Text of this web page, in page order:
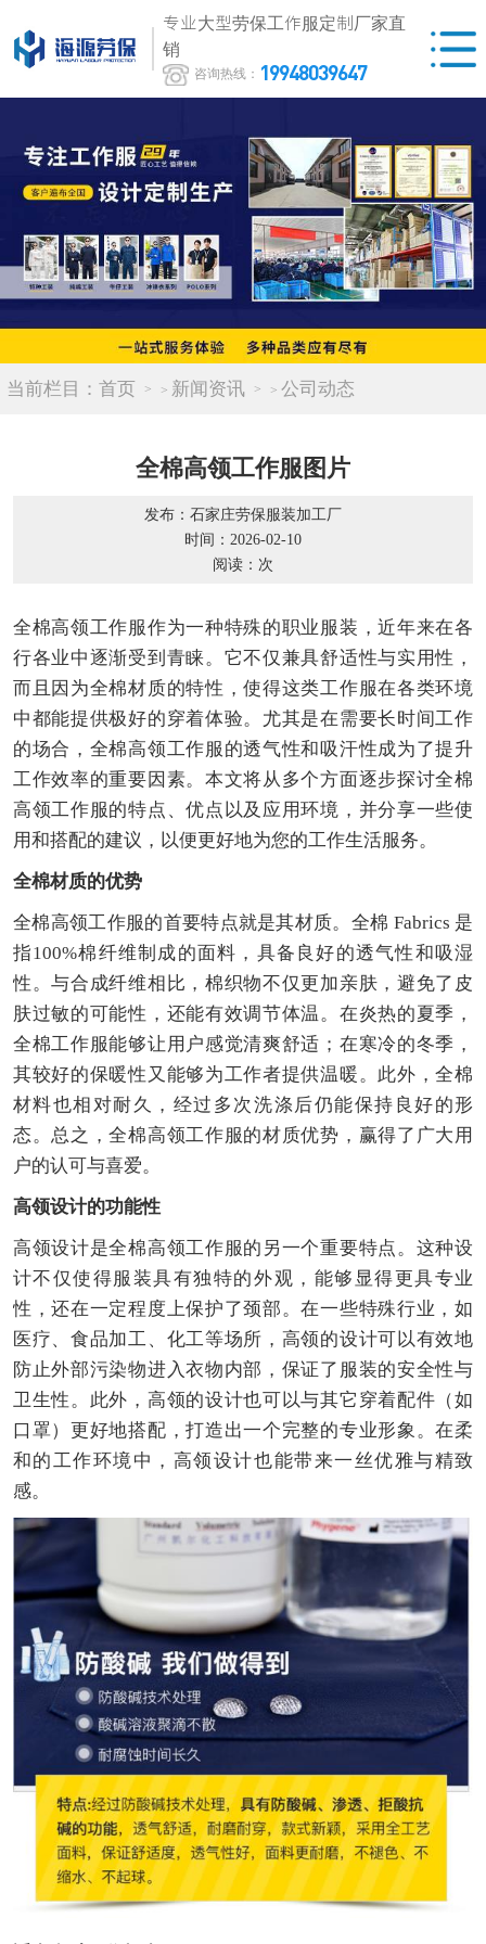
专业大型劳保工作服定制厂家直
销
咨询热线： 19948039647
当前栏目： 首页 > 新闻资讯 > 公司动态
全棉高领工作服图片
发布：石家庄劳保服装加工厂
时间：2026-02-10
阅读： 次
全棉高领工作服作为一种特殊的职业服装，近年来在各
行各业中逐渐受到青睐。它不仅兼具舒适性与实用性，
而且因为全棉材质的特性，使得这类工作服在各类环境
中都能提供极好的穿着体验。尤其是在需要长时间工作
的场合，全棉高领工作服的透气性和吸汗性成为了提升
工作效率的重要因素。本文将从多个方面逐步探讨全棉
高领工作服的特点、优点以及应用环境，并分享一些使
用和搭配的建议，以便更好地为您的工作生活服务。
全棉材质的优势
全棉高领工作服的首要特点就是其材质。全棉 Fabrics 是
指100%棉纤维制成的面料，具备良好的透气性和吸湿
性。与合成纤维相比，棉织物不仅更加亲肤，避免了皮
肤过敏的可能性，还能有效调节体温。在炎热的夏季，
全棉工作服能够让用户感觉清爽舒适；在寒冷的冬季，
其较好的保暖性又能够为工作者提供温暖。此外，全棉
材料也相对耐久，经过多次洗涤后仍能保持良好的形
态。总之，全棉高领工作服的材质优势，赢得了广大用
户的认可与喜爱。
高领设计的功能性
高领设计是全棉高领工作服的另一个重要特点。这种设
计不仅使得服装具有独特的外观，能够显得更具专业
性，还在一定程度上保护了颈部。在一些特殊行业，如
医疗、食品加工、化工等场所，高领的设计可以有效地
防止外部污染物进入衣物内部，保证了服装的安全性与
卫生性。此外，高领的设计也可以与其它穿着配件（如
口罩）更好地搭配，打造出一个完整的专业形象。在柔
和的工作环境中，高领设计也能带来一丝优雅与精致
感。